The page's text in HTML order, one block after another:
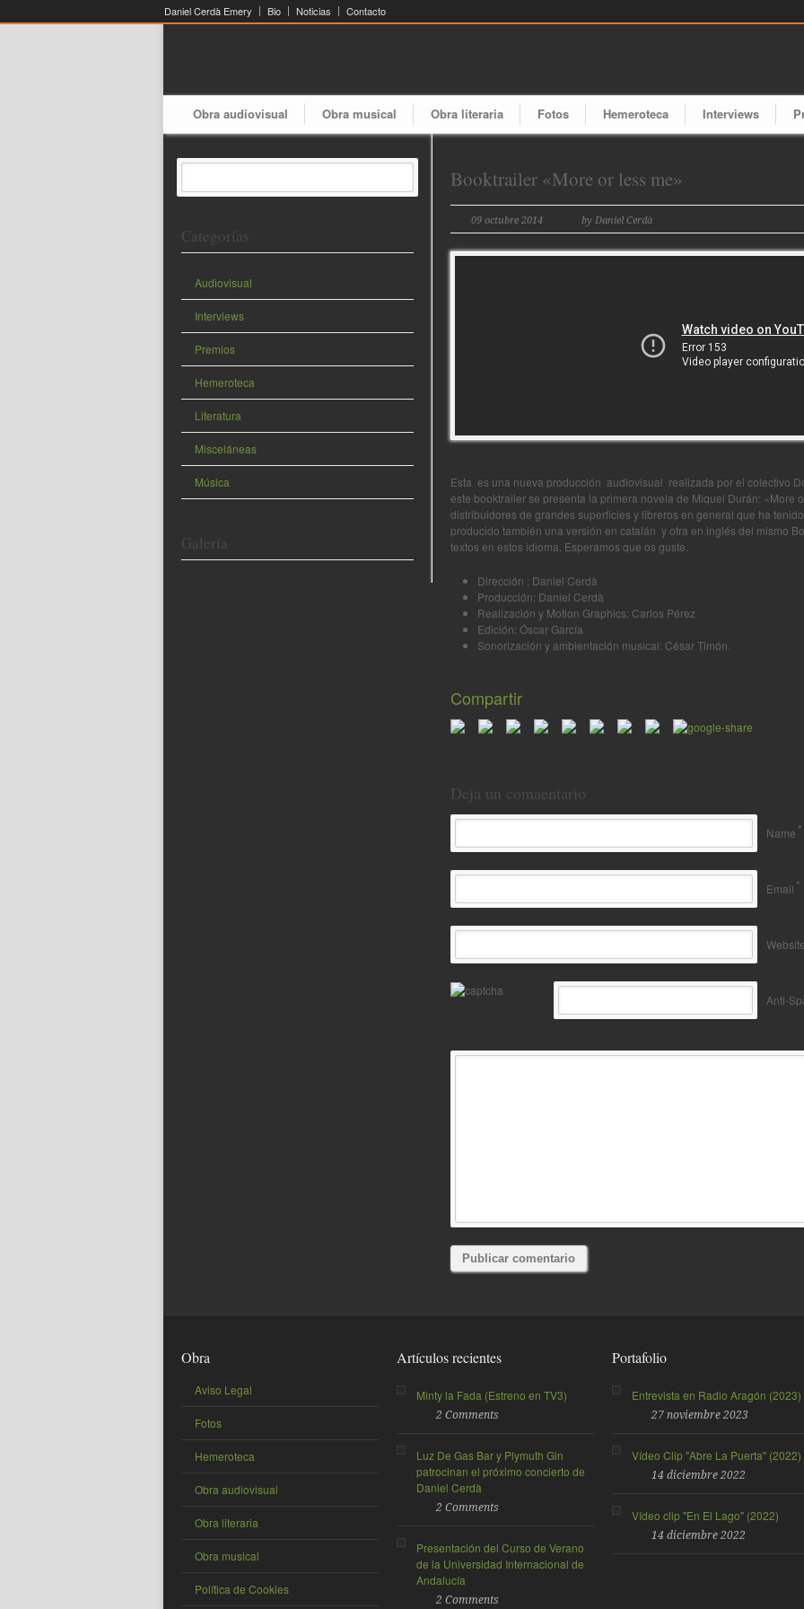
Daniel Cerdà Emery Bio Noticias Contacto
Obra audiovisual Obra musical Obra literaria Fotos Hemeroteca Interviews
Booktrailer «More or less me»
09 octubre 2014 by Daniel Cerdà
Esta es una nueva producción audiovisual realizada por el colectivo
este booktrailer se presenta la primera novela de Miquel Durán: «More
distribuidores de grandes superficies y libreros en general que ha
producido también una versión en catalán y otra en inglés del mismo
textos en estos idioma. Esperamos que os guste.
Dirección : Daniel Cerdà
Producción: Daniel Cerdà
Realización y Motion Graphics: Carlos Pérez
Edición: Óscar García
Sonorización y ambientación musical: César Timón.
Compartir
Deja un comaentario
Name *
Email *
Website
Anti-
Categorías
Audiovisual
Interviews
Premios
Hemeroteca
Literatura
Misceláneas
Música
Galería
Obra
Aviso Legal
Fotos
Hemeroteca
Obra audiovisual
Obra literaria
Obra musical
Política de Cookies
Artículos recientes
Minty la Fada (Estreno en TV3)
2 Comments
Luz De Gas Bar y Plymuth Gin
patrocinan el próximo concierto de
Daniel Cerdà
2 Comments
Presentación del Curso de Verano
de la Universidad Internacional de
Andalucía
2 Comments
Portafolio
Entrevista en Radio Aragón (2023)
27 noviembre 2023
Vídeo Clip "Abre La Puerta" (2022)
14 diciembre 2022
Vídeo clip "En El Lago" (2022)
14 diciembre 2022